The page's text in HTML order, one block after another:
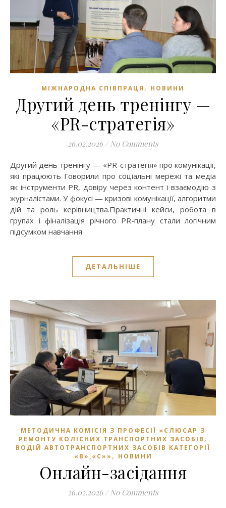
МІЖНАРОДНА СПІВПРАЦЯ , НОВИНИ
Другий день тренінгу —
«PR-стратегія»
26.02.2026 / No Comments
Другий день тренінгу — «PR-стратегія» про комунікації,
які працюють Говорили про соціальні мережі та медіа
як інструменти PR, довіру через контент і взаємодію з
журналістами. У фокусі — кризові комунікації, алгоритми
дій та роль керівництва.Практичні кейси, робота в
групах і фіналізація річного PR-плану стали логічним
підсумком навчання
ДЕТАЛЬНІШЕ
МЕТОДИЧНА КОМІСІЯ З ПРОФЕСІЇ «СЛЮСАР З
РЕМОНТУ КОЛІСНИХ ТРАНСПОРТНИХ ЗАСОБІВ;
ВОДІЙ АВТОТРАНСПОРТНИХ ЗАСОБІВ КАТЕГОРІЇ
«В»,«С»» , НОВИНИ
Онлайн-засідання
26.02.2026 / No Comments